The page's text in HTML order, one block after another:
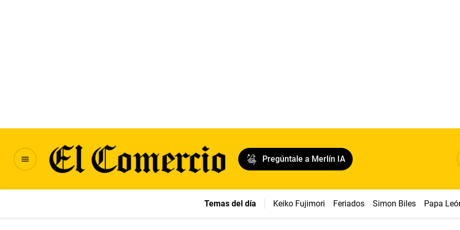
Pregúntale a Merlín IA
Temas del día Keiko Fujimori Feriados Simon Biles Papa